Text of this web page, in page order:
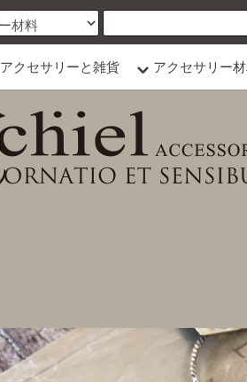
アクセサリーと雑貨 アクセサリー